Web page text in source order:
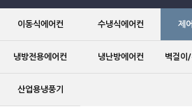
이동식에어컨 수냉식에어컨 제
냉방전용에어컨 냉난방에어컨 벽걸이
산업용냉풍기